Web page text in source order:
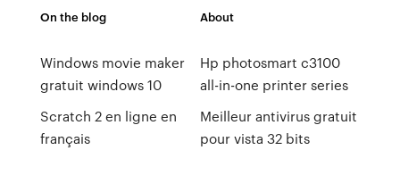
On the blog
Windows movie maker
gratuit windows 10
Scratch 2 en ligne en
français
About
Hp photosmart c3100
all-in-one printer series
Meilleur antivirus gratuit
pour vista 32 bits